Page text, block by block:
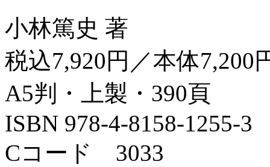
小林篤史 著
税込7,920円／本体7,200
A5判・上製・390頁
ISBN 978-4-8158-1255-3
Cコード 3033